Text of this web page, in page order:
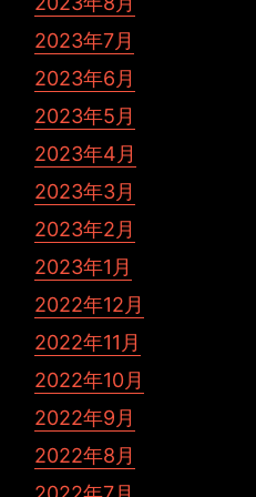
2023年7月
2023年6月
2023年5月
2023年4月
2023年3月
2023年2月
2023年1月
2022年12月
2022年11月
2022年10月
2022年9月
2022年8月